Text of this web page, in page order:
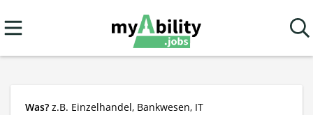
Was? z.B. Einzelhandel, Bankwesen, IT